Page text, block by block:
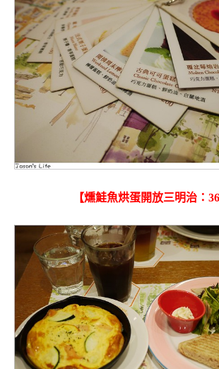
【燻鮭魚烘蛋開放三明治：